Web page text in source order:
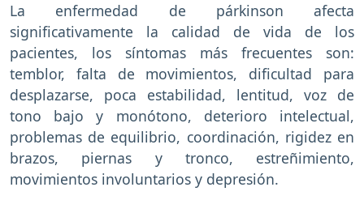
La enfermedad de párkinson afecta
significativamente la calidad de vida de los
pacientes, los síntomas más frecuentes son:
temblor, falta de movimientos, dificultad para
desplazarse, poca estabilidad, lentitud, voz de
tono bajo y monótono, deterioro intelectual,
problemas de equilibrio, coordinación, rigidez en
brazos, piernas y tronco, estreñimiento,
movimientos involuntarios y depresión.